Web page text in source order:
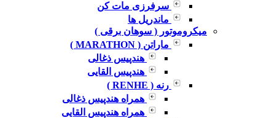
سرفرزی مات کن
ماندریل ها
میکروموتور ( سوهان برقی )
ماراتن ( MARATHON )
هندپیس ذغالی
هندپیس القایی
رنه ( RENHE )
همراه هندپیس ذغالی
همراه هندپیس القایی